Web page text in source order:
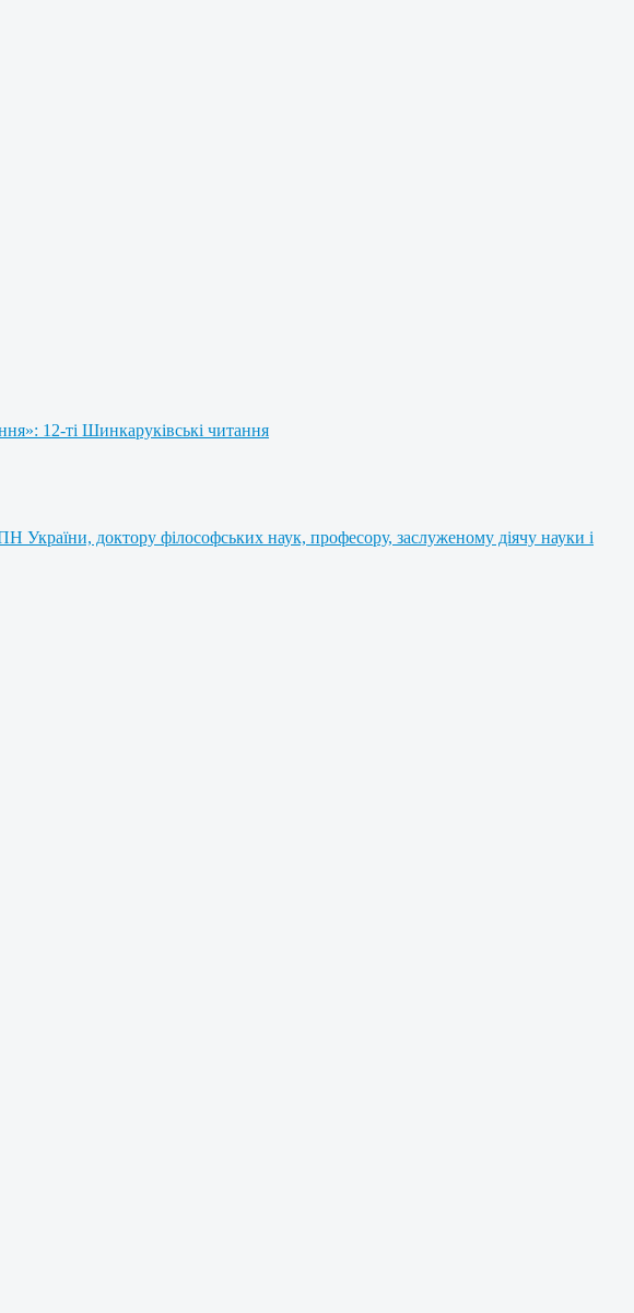
12-ті Шинкаруківські читання
доктору філософських наук, професору, заслуженому діячу науки і